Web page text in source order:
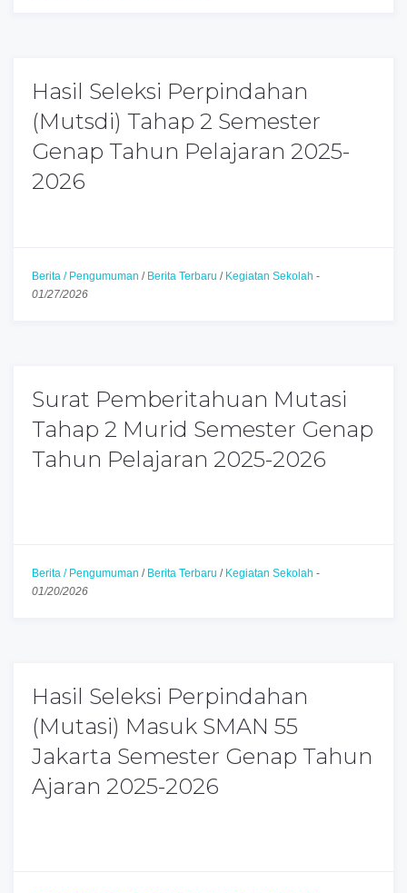
Hasil Seleksi Perpindahan
(Mutsdi) Tahap 2 Semester
Genap Tahun Pelajaran 2025-
2026
Berita / Pengumuman / Berita Terbaru / Kegiatan Sekolah -
01/27/2026
Surat Pemberitahuan Mutasi
Tahap 2 Murid Semester Genap
Tahun Pelajaran 2025-2026
Berita / Pengumuman / Berita Terbaru / Kegiatan Sekolah -
01/20/2026
Hasil Seleksi Perpindahan
(Mutasi) Masuk SMAN 55
Jakarta Semester Genap Tahun
Ajaran 2025-2026